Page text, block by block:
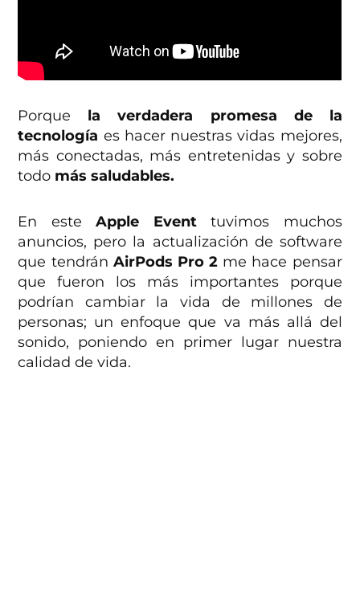
Porque la verdadera promesa de la
tecnología es hacer nuestras vidas mejores,
más conectadas, más entretenidas y sobre
todo más saludables.
En esteApple Eventtuvimos muchos
anuncios, pero la actualización de software
que tendrán AirPods Pro 2 me hace pensar
que fueron los más importantes porque
podrían cambiar la vida de millones de
personas; un enfoque que va más allá del
sonido, poniendo en primer lugar nuestra
calidad de vida.